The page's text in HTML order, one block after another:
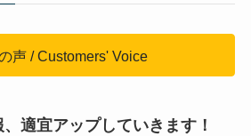
声 / Customers' Voice
適宜アップしていきます！